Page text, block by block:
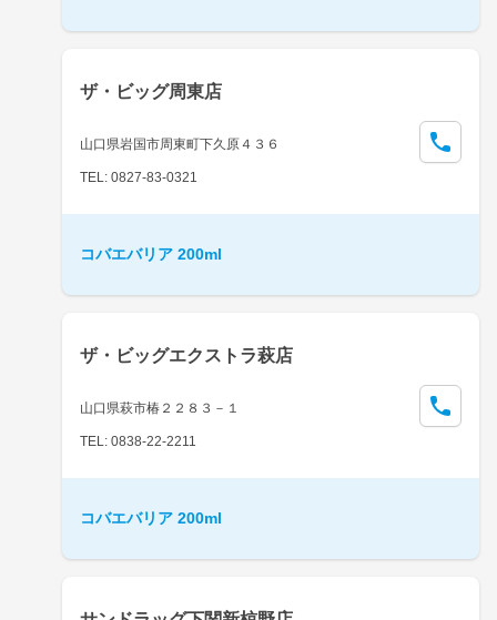
ザ・ビッグ周東店
山口県岩国市周東町下久原４３６
TEL: 0827-83-0321
コバエバリア 200ml
ザ・ビッグエクストラ萩店
山口県萩市椿２２８３－１
TEL: 0838-22-2211
コバエバリア 200ml